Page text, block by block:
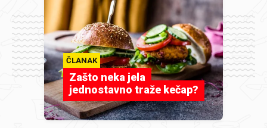
ČLANAK
Zašto neka jela
jednostavno traže kečap?